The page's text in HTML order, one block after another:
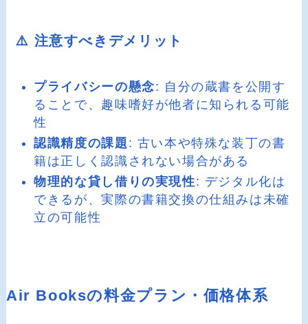
⚠️ 注意すべきデメリット
プライバシーの懸念: 自分の蔵書を公開す
ることで、趣味嗜好が他者に知られる可能
性
認識精度の課題 : 古い本や特殊な装丁の書
籍は正しく認識されない場合がある
物理的な貸し借りの実現性: デジタル化は
できるが、実際の書籍交換の仕組みは未確
立の可能性
Air Booksの料金プラン・価格体系